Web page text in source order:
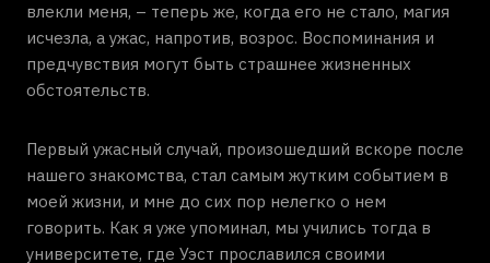
влекли меня, – теперь же, когда его не стало, магия
исчезла, а ужас, напротив, возрос. Воспоминания и
предчувствия могут быть страшнее жизненных
обстоятельств.
Первый ужасный случай, произошедший вскоре после
нашего знакомства, стал самым жутким событием в
моей жизни, и мне до сих пор нелегко о нем
говорить. Как я уже упоминал, мы учились тогда в
университете, где Уэст прославился своими